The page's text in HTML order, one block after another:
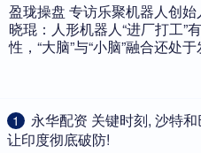
盈珑操盘 专访乐聚机器人创
晓琨：人形机器人“进厂打工”
性，“大脑”与“小脑”融合还处
1
永华配资 关键时刻, 沙特
让印度彻底破防!